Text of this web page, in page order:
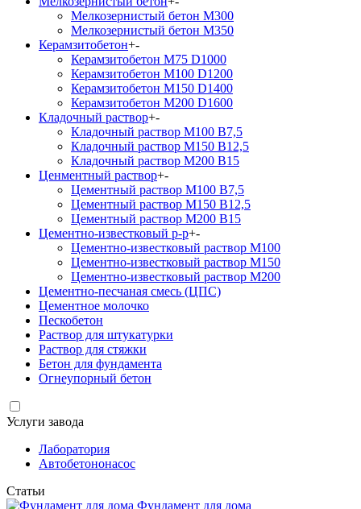
Мелкозернистый бетон М300
Мелкозернистый бетон М350
Керамзитобетон+-
Керамзитобетон М75 D1000
Керамзитобетон М100 D1200
Керамзитобетон М150 D1400
Керамзитобетон М200 D1600
Кладочный раствор+-
Кладочный раствор М100 В7,5
Кладочный раствор М150 В12,5
Кладочный раствор М200 В15
Ценментный раствор+-
Цементный раствор М100 B7,5
Цементный раствор М150 B12,5
Цементный раствор М200 B15
Цементно-известковый р-р+-
Цементно-известковый раствор М100
Цементно-известковый раствор М150
Цементно-известковый раствор М200
Цементно-песчаная смесь (ЦПС)
Цементное молочко
Пескобетон
Раствор для штукатурки
Раствор для стяжки
Бетон для фундамента
Огнеупорный бетон
Услуги завода
Лаборатория
Автобетононасос
Статьи
Фундамент для дома